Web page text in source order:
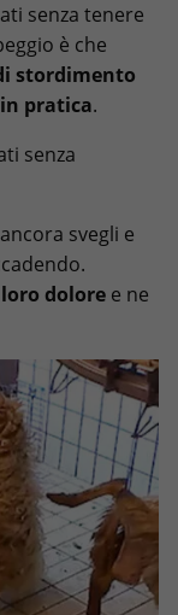
senza tenere
è che
stordimento
pratica.
senza
svegli e
dolore e ne